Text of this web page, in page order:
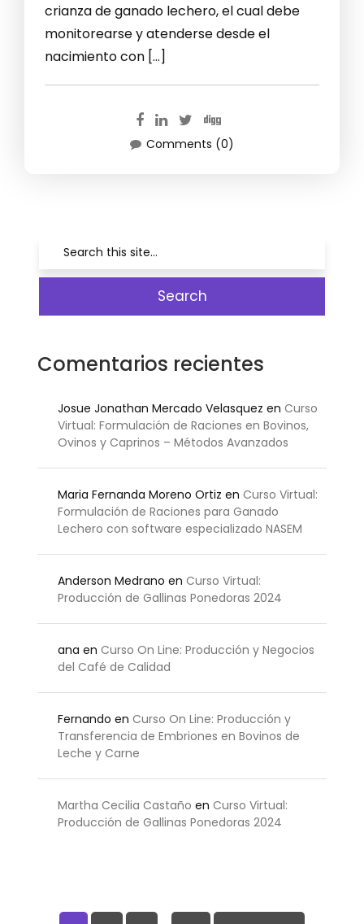
crianza de ganado lechero, el cual debe
monitorearse y atenderse desde el
nacimiento con […]
Comments (0)
Comentarios recientes
Josue Jonathan Mercado Velasquez en Curso
Virtual: Formulación de Raciones en Bovinos,
Ovinos y Caprinos – Métodos Avanzados
Maria Fernanda Moreno Ortiz en Curso Virtual:
Formulación de Raciones para Ganado
Lechero con software especializado NASEM
Anderson Medrano en Curso Virtual:
Producción de Gallinas Ponedoras 2024
ana en Curso On Line: Producción y Negocios
del Café de Calidad
Fernando en Curso On Line: Producción y
Transferencia de Embriones en Bovinos de
Leche y Carne
Martha Cecilia Castaño en Curso Virtual:
Producción de Gallinas Ponedoras 2024